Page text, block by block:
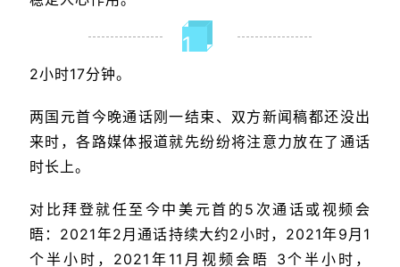
1
2小时17分钟。
两国元首今晚通话刚一结束、双方新闻稿都还没出
来时，各路媒体报道就先纷纷将注意力放在了通话
时长上。
对比拜登就任至今中美元首的5次通话或视频会
晤：2021年2月通话持续大约2小时，2021年9月1
个半小时，2021年11月视频会晤 3个半小时，